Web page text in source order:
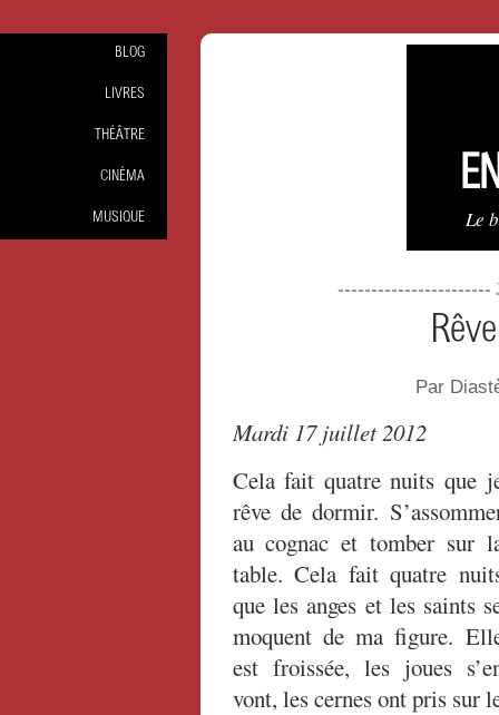
Le
-----------------------
Par
Mardi 17 juillet 2012
Cela fait quatre nuits que
rêve de dormir.
au cognac et tomber sur
table. Cela fait quatre
que les anges et les saints
moquent de ma figure.
est froissée, les joues
vont, les cernes ont pris sur
BLOG
LIVRES
THÉÂTRE
CINÉMA
MUSIQUE